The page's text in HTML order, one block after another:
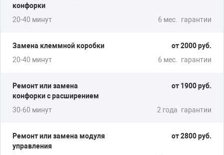
конфорки
20-40 минут 6 мес. гарантии
Замена клеммной коробки
от 2000 руб.
20-40 минут
6 мес. гарантии
Ремонт или замена
конфорки с расширением
от 1900 руб.
30-60 минут 2 года гарантии
Ремонт или замена модуля
управления
от 2800 руб.